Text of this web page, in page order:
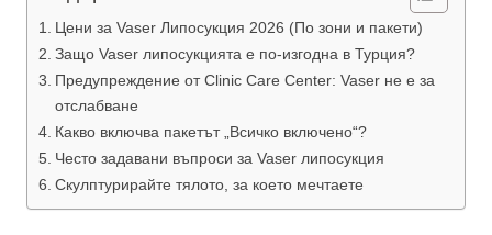
Цени за Vaser Липосукция 2026 (По зони и пакети)
Защо Vaser липосукцията е по-изгодна в Турция?
Предупреждение от Clinic Care Center: Vaser не е за
отслабване
Какво включва пакетът „Всичко включено“?
Често задавани въпроси за Vaser липосукция
Скулптурирайте тялото, за което мечтаете